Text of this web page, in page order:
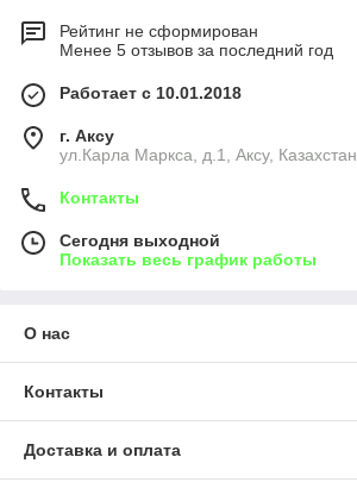
Рейтинг не сформирован
Менее 5 отзывов за последний год
Работает с 10.01.2018
г. Аксу
ул.Карла Маркса, д.1, Аксу, Казахстан
Контакты
Сегодня выходной
Показать весь график работы
О нас
Контакты
Доставка и оплата